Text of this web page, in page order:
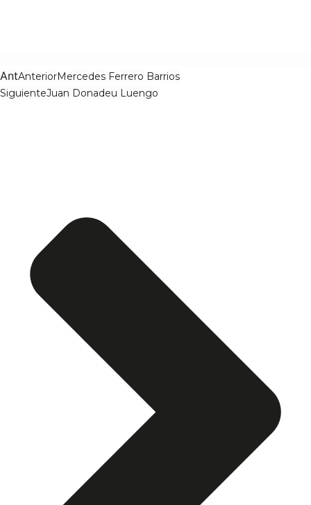
AntAnteriorMercedes Ferrero Barrios
SiguienteJuan Donadeu Luengo